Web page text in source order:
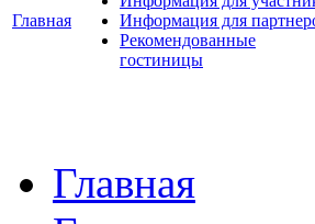
Главная
Информация для
Рекомендованные
гостиницы
Главная